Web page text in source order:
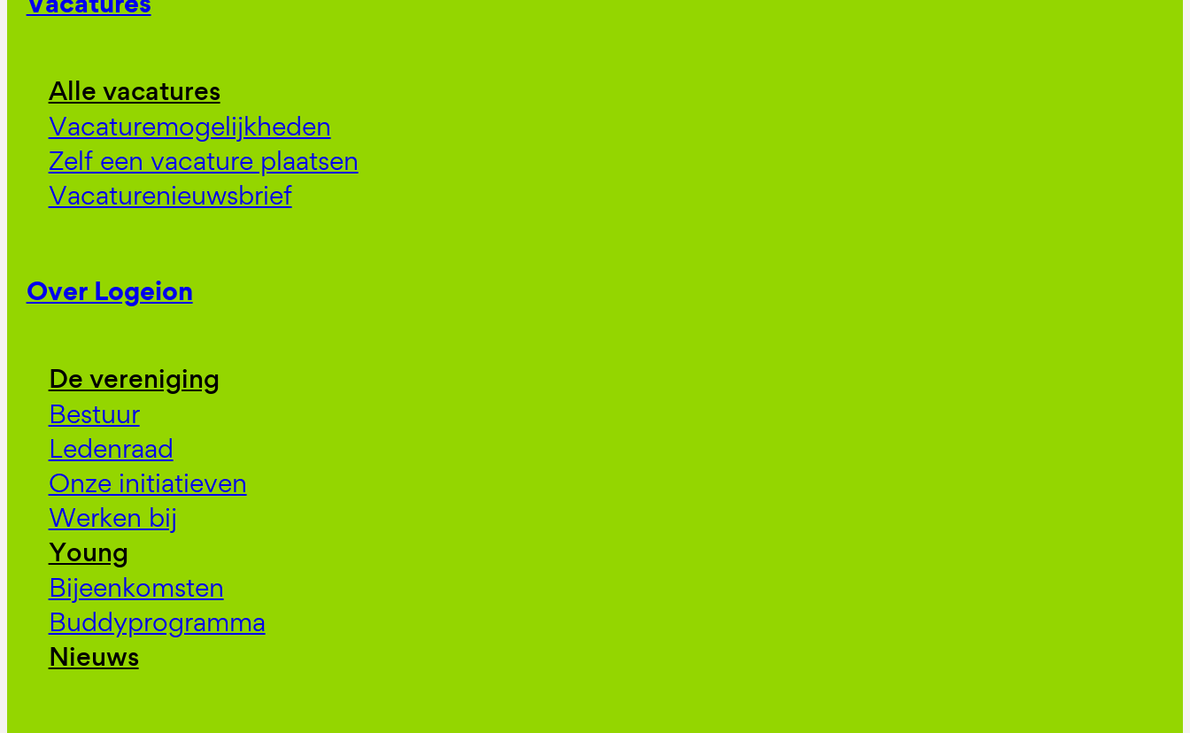
Alle vacatures
Vacaturemogelijkheden
Zelf een vacature plaatsen
Vacaturenieuwsbrief
Over Logeion
De vereniging
Bestuur
Ledenraad
Onze initiatieven
Werken bij
Young
Bijeenkomsten
Buddyprogramma
Nieuws